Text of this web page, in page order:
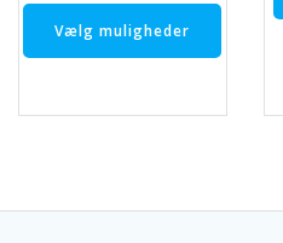
Vælg muligheder
har